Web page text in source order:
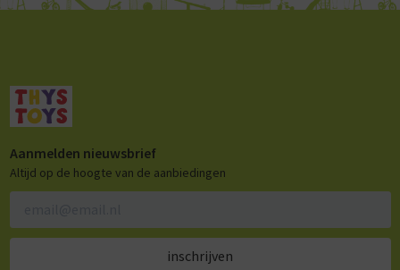
Aanmelden nieuwsbrief
Altijd op de hoogte van de aanbiedingen
inschrijven